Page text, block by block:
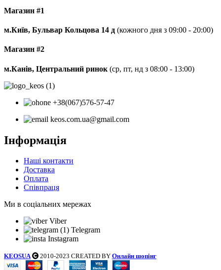
Магазин #1
м.Київ, Бульвар Кольцова 14 д (кожного дня з 09:00 - 20:00)
Магазин #2
м.Канів, Центральний ринок (ср, пт, нд з 08:00 - 13:00)
+38(067)576-57-47
keos.com.ua@gmail.com
Інформація
Наші контакти
Доставка
Оплата
Співпраця
Ми в соціальних мережах
Viber
Telegram
Instagram
KEOSUA 2010-2023 CREATED BY Онлайн шопінг